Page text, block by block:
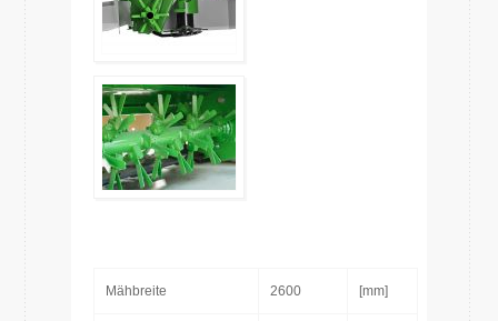
Mähbreite 2600 [mm]